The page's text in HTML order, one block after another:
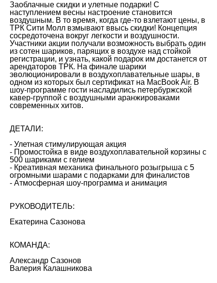
Заоблачные скидки и улетные подарки! С
наступлением весны настроение становится
воздушным. В то время, когда где-то взлетают цены, в
ТРК Сити Молл взмывают ввысь скидки! Концепция
сосредоточена вокруг легкости и воздушности.
Участники акции получали возможность выбрать один
из сотен шариков, парящих в воздухе над стойкой
регистрации, и узнать, какой подарок им достанется от
арендаторов ТРК. На финале шарики
эволюционировали в воздухоплавательные шары, в
одном из которых был сертификат на MacBook Air. В
шоу-программе гости насладились петербуржской
кавер-группой с воздушными аранжироваками
современных хитов.
ДЕТАЛИ:
- Улетная стимулирующая акция
- Промостойка в виде воздухоплавательной корзины с
500 шариками с гелием
- Креативная механика финального розыгрыша с 5
огромными шарами с подарками для финалистов
- Атмосферная шоу-программа и анимация
РУКОВОДИТЕЛЬ:
Екатерина Сазонова
КОМАНДА:
Александр Сазонов
Валерия Калашникова